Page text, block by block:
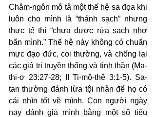
Châm-ngôn mô tả một thế hệ sa đọa khi
luôn cho mình là “thánh sạch” nhưng
thực tế thì “chưa được rửa sạch nhơ
bẩn mình.” Thế hệ này không có chuẩn
mực đạo đức, coi thường, và chống lại
các giá trị truyền thống và tinh thần (Ma-
thi-ơ 23:27-28; II Ti-mô-thê 3:1-5). Sa-
tan thường đánh lừa tội nhân để họ có
cái nhìn tốt về mình. Con người ngày
nay đánh giá mình bằng một số tiêu